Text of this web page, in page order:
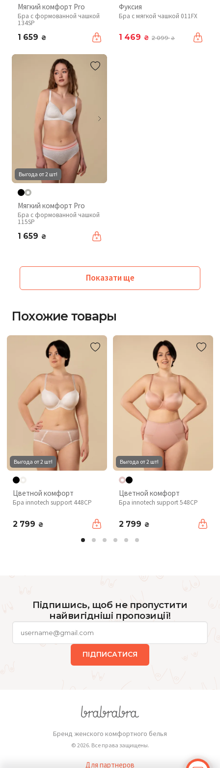
Мягкий комфорт Pro
Бра с формованной чашкой
134SP
1 659 ₴
Фуксия
Бра с мягкой чашкой 011FX
1 469 ₴ 2 099₴
Выгода от 2 шт!
Мягкий комфорт Pro
Бра с формованной чашкой
115SP
1 659 ₴
Показати ще
Похожие товары
Выгода от 2 шт!
Цветной комфорт
Бра innotech support 448CP
2 799 ₴
Выгода от 2 шт!
Цветной комфорт
Бра innotech support 548CP
2 799 ₴
Підпишись, щоб не пропустити
найвигідніші пропозиції!
ПІДПИСАТИСЯ
Бренд женского комфортного белья
© 2026. Все права защищены.
Для партнеров